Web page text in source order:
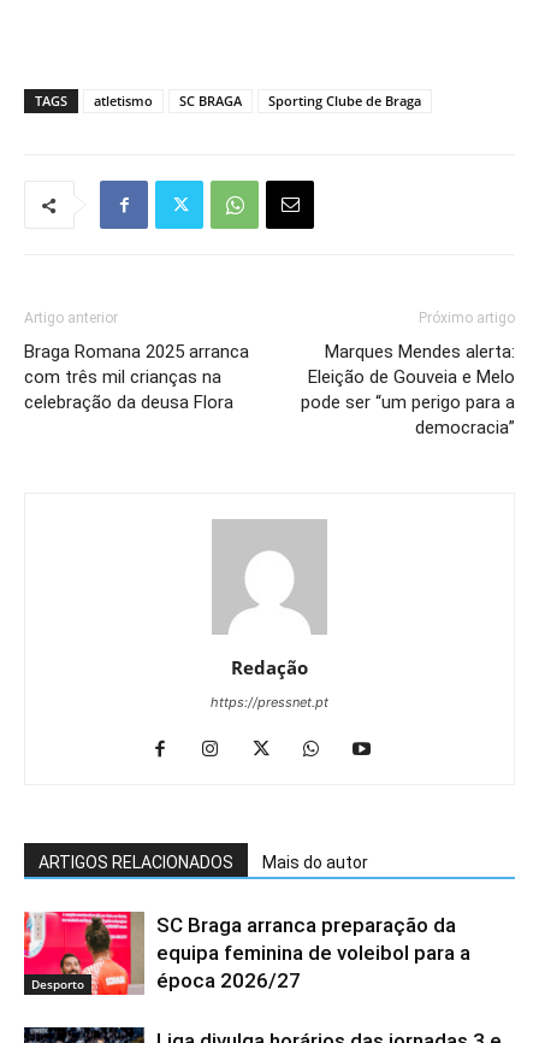
TAGS atletismo SC BRAGA Sporting Clube de Braga
Artigo anterior
Braga Romana 2025 arranca
com três mil crianças na
celebração da deusa Flora
Próximo artigo
Marques Mendes alerta:
Eleição de Gouveia e Melo
pode ser “um perigo para a
democracia”
Redação
https://pressnet.pt
ARTIGOS RELACIONADOS Mais do autor
Desporto
SC Braga arranca preparação da
equipa feminina de voleibol para a
época 2026/27